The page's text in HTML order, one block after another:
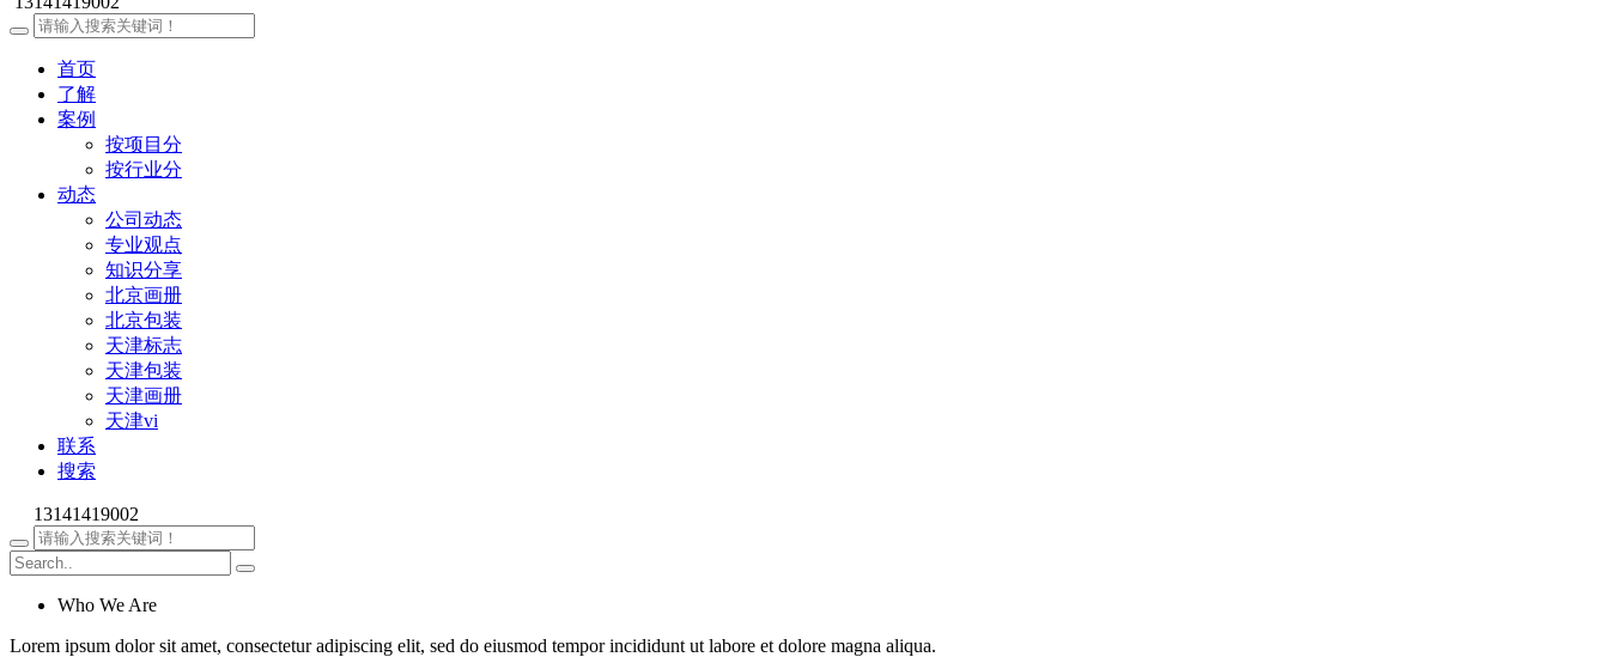
首页
了解
案例
按项目分
按行业分
动态
公司动态
专业观点
知识分享
北京画册
北京包装
天津标志
天津包装
天津画册
天津vi
联系
搜索
13141419002
Who We Are
Lorem ipsum dolor sit amet, consectetur adipiscing elit, sed do eiusmod tempor incididunt ut labore et dolore magna aliqua.